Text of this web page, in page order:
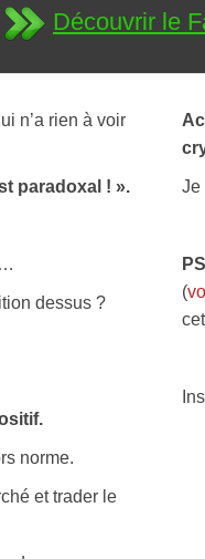
Découvrir le
n’a rien à voir
paradoxal ! ».
dessus ?
norme.
et trader le
Je
(